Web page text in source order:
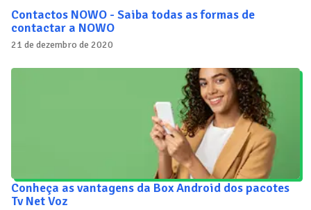
Contactos NOWO - Saiba todas as formas de
contactar a NOWO
21 de dezembro de 2020
Conheça as vantagens da Box Android dos pacotes
Tv Net Voz